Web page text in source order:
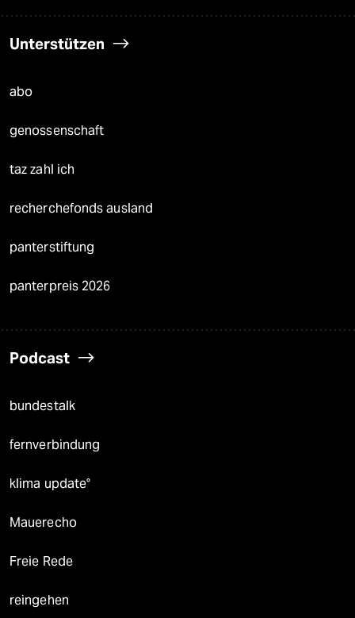
Unterstützen
abo
genossenschaft
taz zahl ich
recherchefonds ausland
panterstiftung
panterpreis 2026
Podcast
bundestalk
fernverbindung
klima update°
Mauerecho
Freie Rede
reingehen